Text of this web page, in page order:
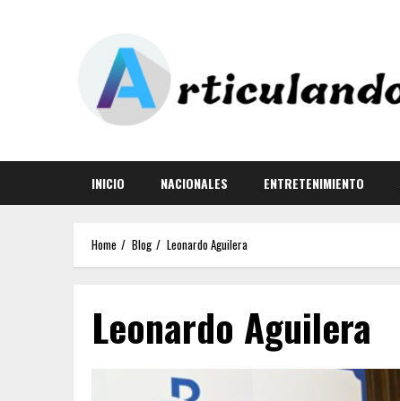
INICIO NACIONALES ENTRETENIMIENTO
Home Blog Leonardo Aguilera
Leonardo Aguilera